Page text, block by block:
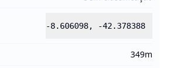
-8.606098, -42.378388
349m